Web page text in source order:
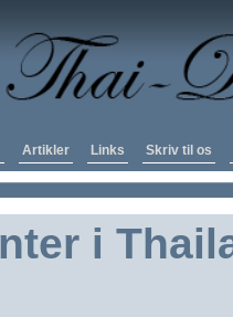
Artikler Links Skriv til os
i